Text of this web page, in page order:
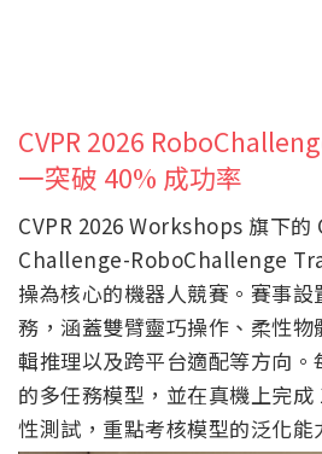
CVPR 2026
一突破 40% 成功率
CVPR 2026 Workshops 旗下
Challenge-RoboChallenge
操為核心的機器人競賽。賽事
務，涵蓋雙臂靈巧操作、柔性
輯推理以及跨平台適配等方向
的多任務模型，並在真機上完
性測試，重點考核模型的泛化能